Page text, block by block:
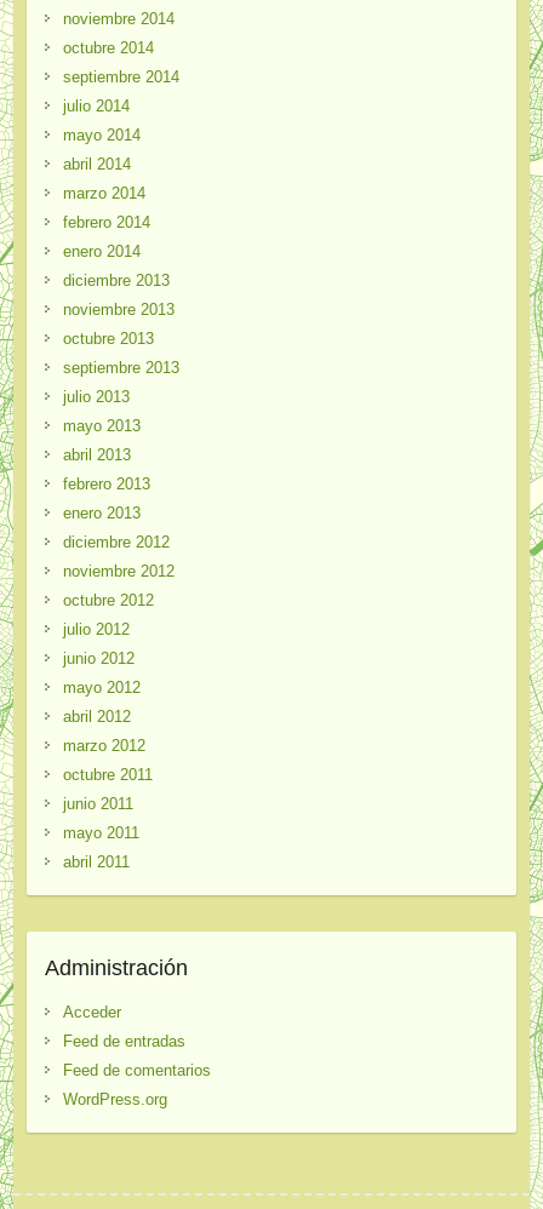
noviembre 2014
octubre 2014
septiembre 2014
julio 2014
mayo 2014
abril 2014
marzo 2014
febrero 2014
enero 2014
diciembre 2013
noviembre 2013
octubre 2013
septiembre 2013
julio 2013
mayo 2013
abril 2013
febrero 2013
enero 2013
diciembre 2012
noviembre 2012
octubre 2012
julio 2012
junio 2012
mayo 2012
abril 2012
marzo 2012
octubre 2011
junio 2011
mayo 2011
abril 2011
Administración
Acceder
Feed de entradas
Feed de comentarios
WordPress.org